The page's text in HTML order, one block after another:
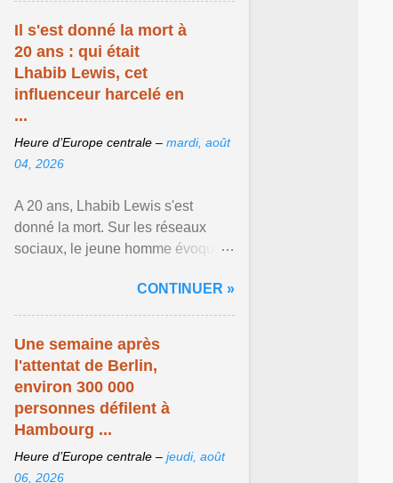
Il s'est donné la mort à
20 ans : qui était
Lhabib Lewis, cet
influenceur harcelé en
...
Heure d’Europe centrale – mardi, août
04, 2026
A 20 ans, Lhabib Lewis s'est
donné la mort. Sur les réseaux
sociaux, le jeune homme évoquait
santé mentale, sa sexualité et
Afficher l'article ...
CONTINUER »
Une semaine après
l'attentat de Berlin,
environ 300 000
personnes défilent à
Hambourg ...
Heure d’Europe centrale – jeudi, août
06, 2026